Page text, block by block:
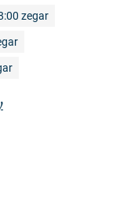
zegar